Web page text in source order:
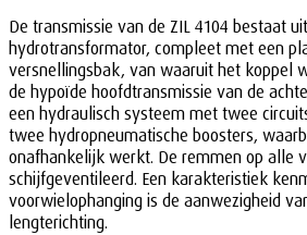
De transmissie van de ZIL 4104 bestaat
hydrotransformator, compleet met een
versnellingsbak, van waaruit het koppel
de hypoïde hoofdtransmissie van de
een hydraulisch systeem met twee
twee hydropneumatische boosters,
onafhankelijk werkt. De remmen op alle
schijfgeventileerd. Een karakteristiek
voorwielophanging is de aanwezigheid
lengterichting.